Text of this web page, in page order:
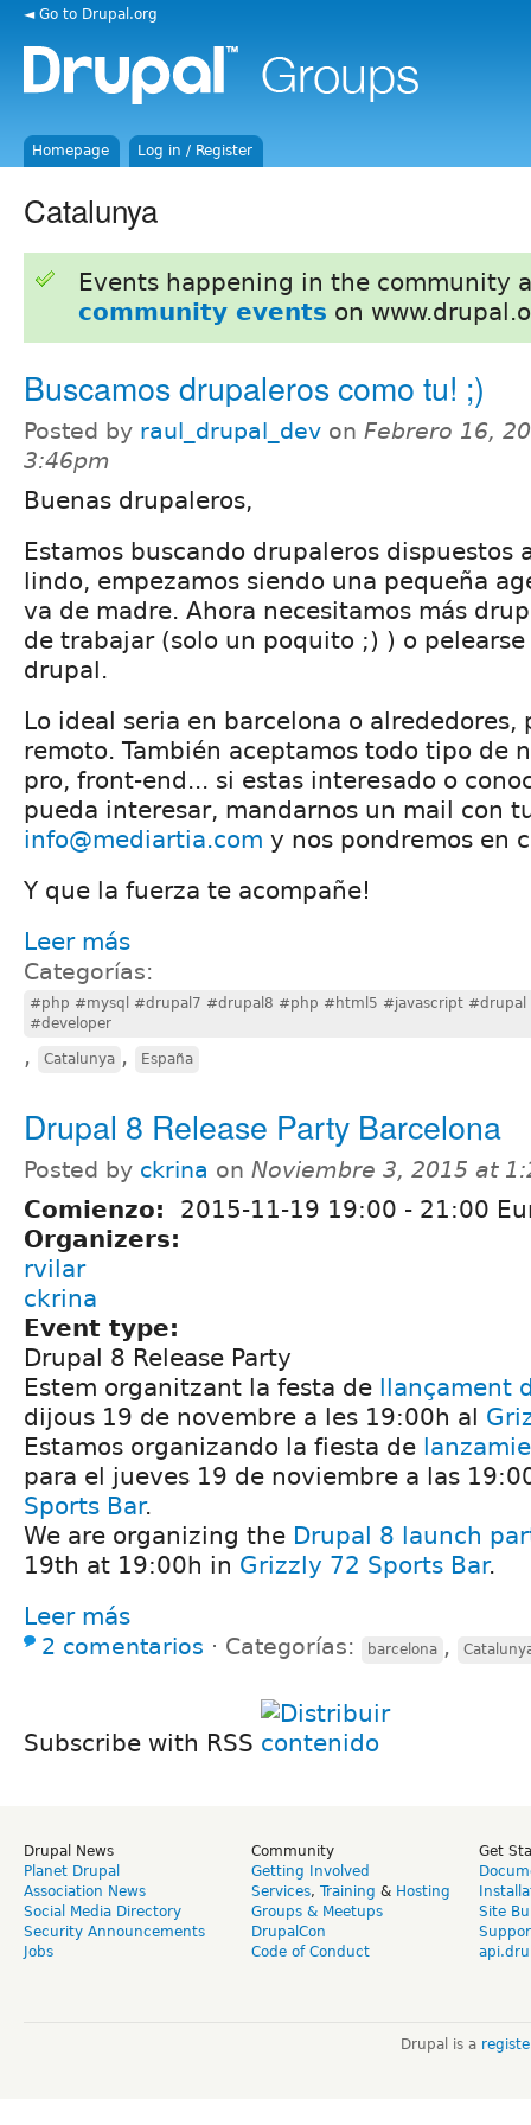
◄ Go to Drupal.org
Homepage Log in / Register
Catalunya
Events happening in the community
community events on
Buscamos drupaleros como tu! ;)
Posted by raul_drupal_dev on Febrero 16,
3:46pm
Buenas drupaleros,
Estamos buscando drupaleros dispuestos
lindo, empezamos siendo una pequeña
va de madre. Ahora necesitamos más
de trabajar (solo un poquito ;) ) o
drupal.
Lo ideal seria en barcelona o alrededores,
remoto. También aceptamos todo tipo de
pro, front-end... si estas interesado o
pueda interesar, mandarnos un mail con
info@mediartia.com y nos pondremos en
Y que la fuerza te acompañe!
Leer más
Categorías:
#php #mysql #drupal7 #drupal8 #php #html5 #javascript #drupal
#developer
, Catalunya , España
Drupal 8 Release Party Barcelona
Posted by ckrina on Noviembre 3, 2015 at
Comienzo: 2015-11-19 19:00 - 21:00
Organizers:
rvilar
ckrina
Event type:
Drupal 8 Release Party
Estem organitzant la festa de llançament
dijous 19 de novembre a les 19:00h al
Estamos organizando la fiesta de
para el jueves 19 de noviembre a las
Sports Bar.
We are organizing the Drupal 8 launch
19th at 19:00h in Grizzly 72 Sports Bar.
Leer más
2 comentarios ⋅ Categorías: barcelona ,
Subscribe with RSS
Drupal News
Planet Drupal
Association News
Social Media Directory
Security Announcements
Jobs
Community
Getting Involved
Services, Training & Hosting
Groups & Meetups
DrupalCon
Code of Conduct
Get
Site
Drupal is a